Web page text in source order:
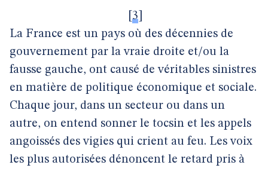
3
La France est un pays où des décennies de
gouvernement par la vraie droite et/ou la
fausse gauche, ont causé de véritables sinistres
en matière de politique économique et sociale.
Chaque jour, dans un secteur ou dans un
autre, on entend sonner le tocsin et les appels
angoissés des vigies qui crient au feu. Les voix
les plus autorisées dénoncent le retard pris à